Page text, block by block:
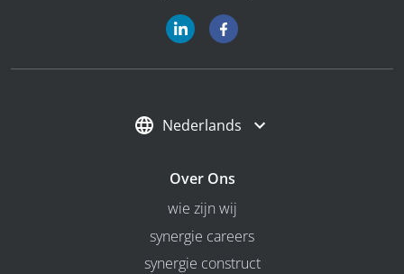
Nederlands
Over Ons
wie zijn wij
synergie careers
synergie construct